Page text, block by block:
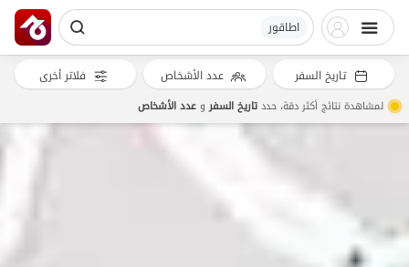
اطاقور
تاريخ السفر عدد الأشخاص فلاتر أخرى
لمشاهدة نتائج أكثر دقة، حددتاريخ السفروعدد الأشخاص